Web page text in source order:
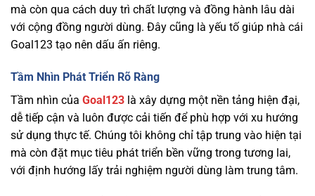
mà còn qua cách duy trì chất lượng và đồng hành lâu dài
với cộng đồng người dùng. Đây cũng là yếu tố giúp nhà cái
Goal123 tạo nên dấu ấn riêng.
Tầm Nhìn Phát Triển Rõ Ràng
Tầm nhìn của Goal123 là xây dựng một nền tảng hiện đại,
dễ tiếp cận và luôn được cải tiến để phù hợp với xu hướng
sử dụng thực tế. Chúng tôi không chỉ tập trung vào hiện tại
mà còn đặt mục tiêu phát triển bền vững trong tương lai,
với định hướng lấy trải nghiệm người dùng làm trung tâm.